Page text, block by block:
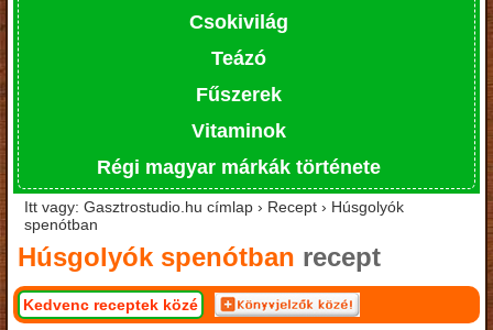
Csokivilág
Teázó
Fűszerek
Vitaminok
Régi magyar márkák története
Itt vagy: Gasztrostudio.hu címlap › Recept › Húsgolyók
spenótban
Húsgolyók spenótban recept
Kedvenc receptek közé